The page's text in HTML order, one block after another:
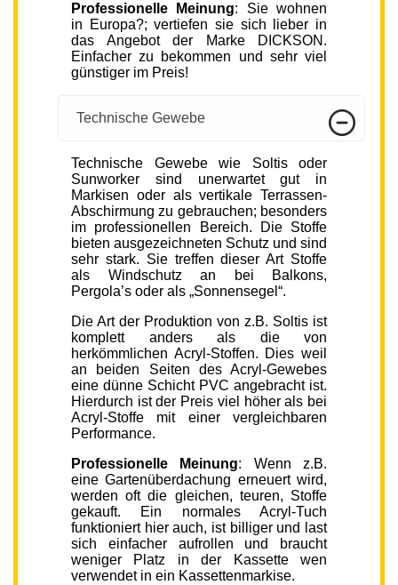
Professionelle Meinung: Sie wohnen
in Europa?; vertiefen sie sich lieber in
das Angebot der Marke DICKSON.
Einfacher zu bekommen und sehr viel
günstiger im Preis!
Technische Gewebe
Technische Gewebe wie Soltis oder
Sunworker sind unerwartet gut in
Markisen oder als vertikale Terrassen-
Abschirmung zu gebrauchen; besonders
im professionellen Bereich. Die Stoffe
bieten ausgezeichneten Schutz und sind
sehr stark. Sie treffen dieser Art Stoffe
als Windschutz an bei Balkons,
Pergola’s oder als „Sonnensegel“.
Die Art der Produktion von z.B. Soltis ist
komplett anders als die von
herkömmlichen Acryl-Stoffen. Dies weil
an beiden Seiten des Acryl-Gewebes
eine dünne Schicht PVC angebracht ist.
Hierdurch ist der Preis viel höher als bei
Acryl-Stoffe mit einer vergleichbaren
Performance.
Professionelle Meinung: Wenn z.B.
eine Gartenüberdachung erneuert wird,
werden oft die gleichen, teuren, Stoffe
gekauft. Ein normales Acryl-Tuch
funktioniert hier auch, ist billiger und last
sich einfacher aufrollen und braucht
weniger Platz in der Kassette wen
verwendet in ein Kassettenmarkise.